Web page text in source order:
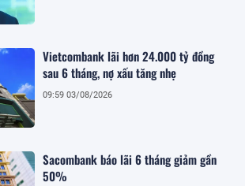
Vietcombank lãi hơn 24.000 tỷ đồng
sau 6 tháng, nợ xấu tăng nhẹ
09:59 03/08/2026
Sacombank báo lãi 6 tháng giảm gần
50%